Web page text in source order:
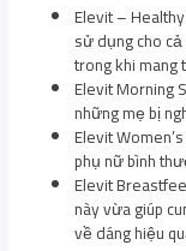
Elevit –
sử dụng cho
trong khi mang
Elevit Morning
những mẹ bị
Elevit
phụ nữ bình
Elevit
này vừa giúp
về dáng hiệu